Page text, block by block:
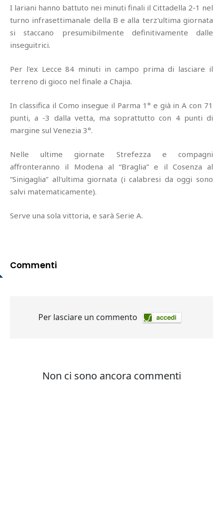
I lariani hanno battuto nei minuti finali il Cittadella 2-1 nel
turno infrasettimanale della B e alla terz'ultima giornata
si staccano presumibilmente definitivamente dalle
inseguitrici.
Per l'ex Lecce 84 minuti in campo prima di lasciare il
terreno di gioco nel finale a Chajia.
In classifica il Como insegue il Parma 1° e già in A con 71
punti, a -3 dalla vetta, ma soprattutto con 4 punti di
margine sul Venezia 3°.
Nelle ultime giornate Strefezza e compagni
affronteranno il Modena al “Braglia” e il Cosenza al
“Sinigaglia” all'ultima giornata (i calabresi da oggi sono
salvi matematicamente).
Serve una sola vittoria, e sarà Serie A.
Commenti